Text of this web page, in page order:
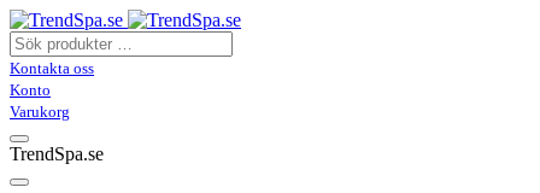
Kontakta oss
Konto
Varukorg
TrendSpa.se